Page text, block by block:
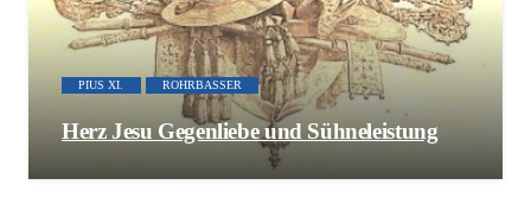
PIUS XI. ROHRBASSER
Herz Jesu Gegenliebe und Sühneleistung